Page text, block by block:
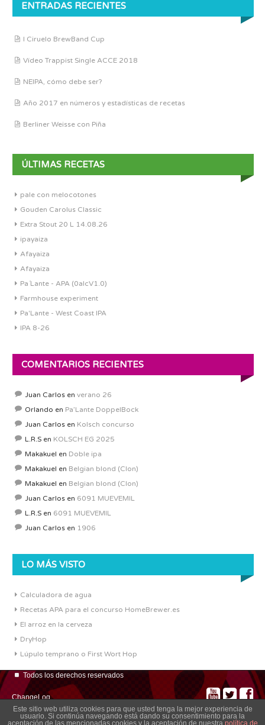
ENTRADAS RECIENTES
I Ciruelo BrewBand Cup
Vídeo Trappist Single ACCE 2018
NEIPA, cómo debe ser?
Año 2017 en números y estadísticas de recetas
Berliner Weisse con Piña
ÚLTIMAS RECETAS
pale con melocotones
Gouden Carolus Classic
Extra Stout 20 L 14.08.26
ipayaiza
Afayaiza
Afayaiza
Pa´Lante - APA (0alcV1.0)
Farmhouse experiment
Pa'Lante - West Coast IPA
IPA 8-26
COMENTARIOS RECIENTES
Juan Carlos en verano 26
Orlando en Pa’Lante DoppelBock
Juan Carlos en Kolsch concurso
L.R.S en KOLSCH EG 2025
Makakuel en Doble ipa
Makakuel en Belgian blond (Clon)
Makakuel en Belgian blond (Clon)
Juan Carlos en 6091 MUEVEMIL
L.R.S en 6091 MUEVEMIL
Juan Carlos en 1906
LO MÁS VISTO
Calculadora de agua
Recetas APA para el concurso HomeBrewer.es
El arroz en la cerveza
DryHop
Lúpulo temprano o First Wort Hop
Todos los derechos reservados
ChangeLog
Este sitio web utiliza cookies para que usted tenga la mejor experiencia de
usuario. Si continúa navegando está dando su consentimiento para la
aceptación de las mencionadas cookies y la aceptación de nuestra política de